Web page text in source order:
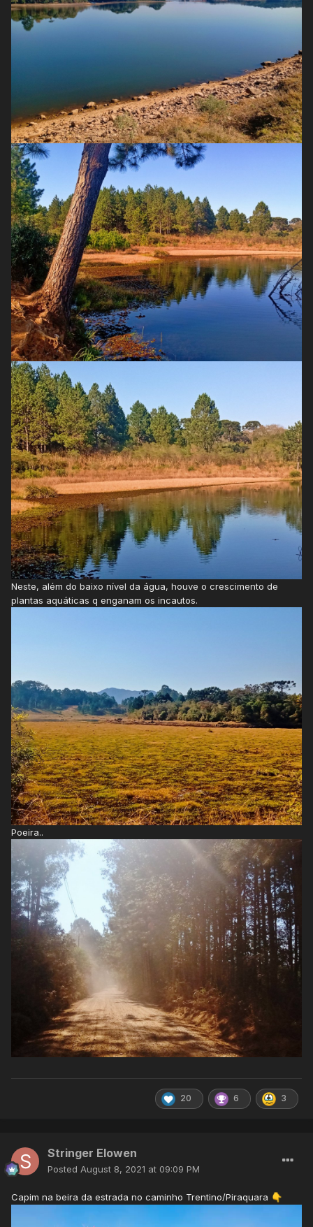
Neste, além do baixo nível da água, houve o crescimento de
plantas aquáticas q enganam os incautos.
Poeira..
20 6 3
Stringer Elowen
Posted August 8, 2021 at 09:09 PM
Capim na beira da estrada no caminho Trentino/Piraquara 👇